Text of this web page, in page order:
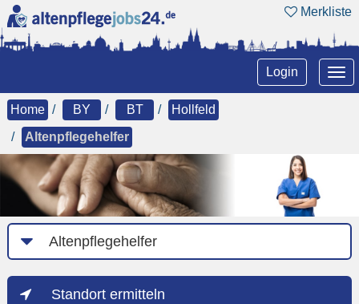
Merkliste
Login
Home BY BT
Hollfeld
Altenpflegehelfer
Job-
Kategorie
Standort ermitteln